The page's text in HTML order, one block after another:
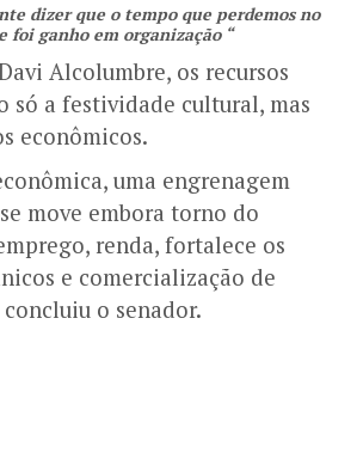
dizer que o tempo que perdemos no
foi ganho em organização “
Alcolumbre, os recursos
só a festividade cultural, mas
econômicos.
uma engrenagem
move embora torno do
renda, fortalece os
e comercialização de
o senador.